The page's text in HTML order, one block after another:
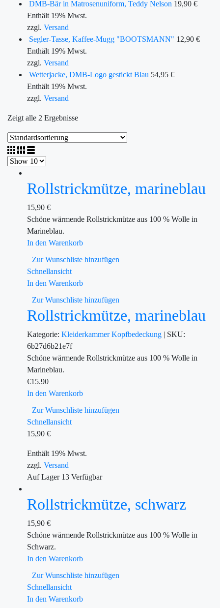
DMB-Bär in Matrosenuniform, Teddy Nelson 19,90 €
Enthält 19% Mwst.
zzgl. Versand
Segler-Tasse, Kaffee-Mugg "BOOTSMANN" 12,90 €
Enthält 19% Mwst.
zzgl. Versand
Wetterjacke, DMB-Logo gestickt Blau 54,95 €
Enthält 19% Mwst.
zzgl. Versand
Zeigt alle 2 Ergebnisse
Rollstrickmütze, marineblau
15,90 €
Schöne wärmende Rollstrickmütze aus 100 % Wolle in
Marineblau.
In den Warenkorb
Zur Wunschliste hinzufügen
Schnellansicht
In den Warenkorb
Zur Wunschliste hinzufügen
Rollstrickmütze, marineblau
Kategorie: KleiderkammerKopfbedeckung | SKU:
6b27d6b21e7f
Schöne wärmende Rollstrickmütze aus 100 % Wolle in
Marineblau.
€15.90
In den Warenkorb
Zur Wunschliste hinzufügen
Schnellansicht
15,90 €
Enthält 19% Mwst.
zzgl. Versand
Auf Lager13 Verfügbar
Rollstrickmütze, schwarz
15,90 €
Schöne wärmende Rollstrickmütze aus 100 % Wolle in
Schwarz.
In den Warenkorb
Zur Wunschliste hinzufügen
Schnellansicht
In den Warenkorb